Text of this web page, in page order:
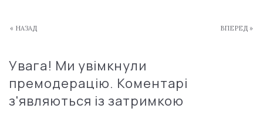
« НАЗАД ВПЕРЕД »
Увага! Ми увімкнули
премодерацію. Коментарі
з'являються із затримкою